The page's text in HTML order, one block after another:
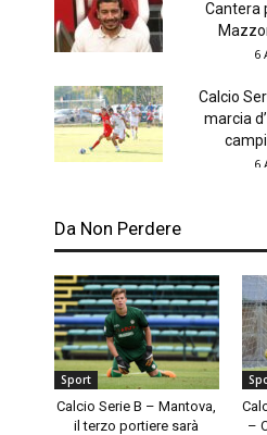
Cantera
6
Calcio
marcia
6
Da Non Perdere
Sport
Calcio Serie B – Mantova,
il terzo portiere sarà
–